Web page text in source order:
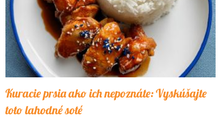
Kuracie prsia ako ich nepoznáte: Vyskúšajte
toto lahodné soté